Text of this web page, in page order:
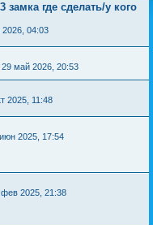
замка где сделать/у кого
2026, 04:03
29 май 2026, 20:53
2025, 11:48
2025, 17:54
2025, 21:38